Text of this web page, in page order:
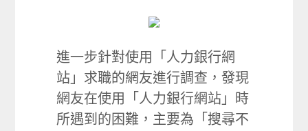
進一步針對使用「人力銀行網
站」求職的網友進行調查，發現
網友在使用「人力銀行網站」時
所遇到的困難，主要為「搜尋不